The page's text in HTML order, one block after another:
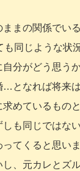
まの関係でい
同じような状
分がどう思う
…となれば将来
めているもの
も同じではな
てくると思いま
、元カレとズ